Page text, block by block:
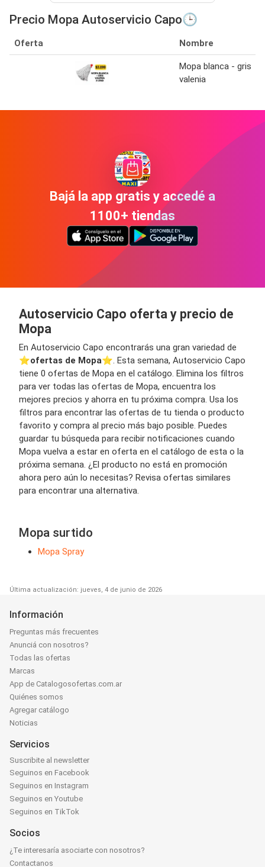
Precio Mopa Autoservicio Capo🕒
Oferta Nombre
Mopa blanca - gris
valenia
Bajá la app gratis y accedé a
1100+ tiendas
Autoservicio Capo oferta y precio de
Mopa
En Autoservicio Capo encontrarás una gran variedad de
⭐️ofertas de Mopa⭐️. Esta semana, Autoservicio Capo
tiene 0 ofertas de Mopa en el catálogo. Elimina los filtros
para ver todas las ofertas de Mopa, encuentra los
mejores precios y ahorra en tu próxima compra. Usa los
filtros para encontrar las ofertas de tu tienda o producto
favorito y compra al precio más bajo posible. Puedes
guardar tu búsqueda para recibir notificaciones cuando
Mopa vuelva a estar en oferta en el catálogo de esta o la
próxima semana. ¿El producto no está en promoción
ahora pero aún lo necesitas? Revisa ofertas similares
para encontrar una alternativa.
Mopa surtido
Mopa Spray
Última actualización: jueves, 4 de junio de 2026
Información
Preguntas más frecuentes
Anunciá con nosotros?
Todas las ofertas
Marcas
App de Catalogosofertas.com.ar
Quiénes somos
Agregar catálogo
Noticias
Servicios
Suscribite al newsletter
Seguinos en Facebook
Seguinos en Instagram
Seguinos en Youtube
Seguinos en TikTok
Socios
¿Te interesaría asociarte con nosotros?
Contactanos